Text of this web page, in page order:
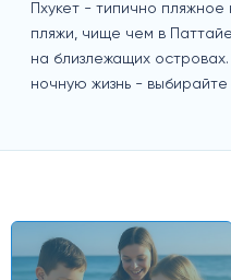
Пхукет - типично
пляжи, чище чем в
на близлежащих
ночную жизнь -